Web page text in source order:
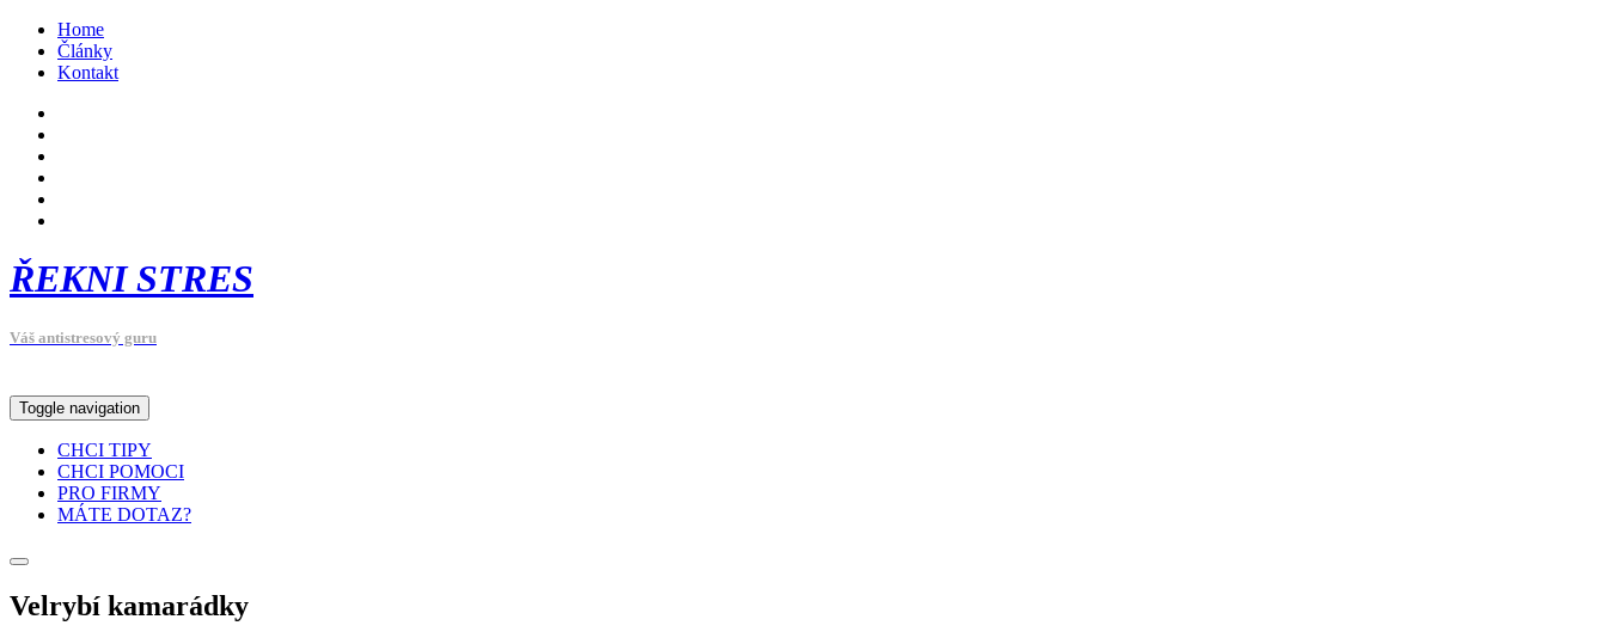
Home
Články
Kontakt
ŘEKNI STRES
Váš antistresový guru
Toggle navigation
CHCI TIPY
CHCI POMOCI
PRO FIRMY
MÁTE DOTAZ?
Velrybí kamarádky